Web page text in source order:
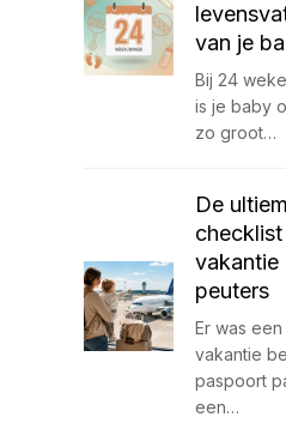
van je
Bij 24
is je baby
zo groot…
De
vakantie
peuters
Er was
vakantie
paspoort
een…